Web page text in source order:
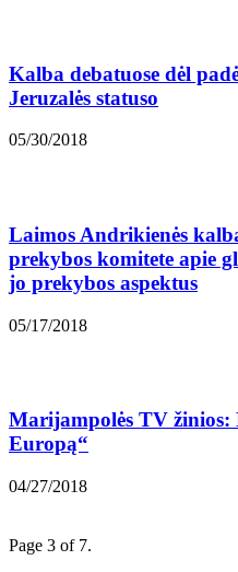
Kalba debatuose dėl
Jeruzalės statuso
05/30/2018
Laimos Andrikienės
prekybos komitete apie
jo prekybos aspektus
05/17/2018
Marijampolės TV žinios:
Europą“
04/27/2018
Page 3 of 7.